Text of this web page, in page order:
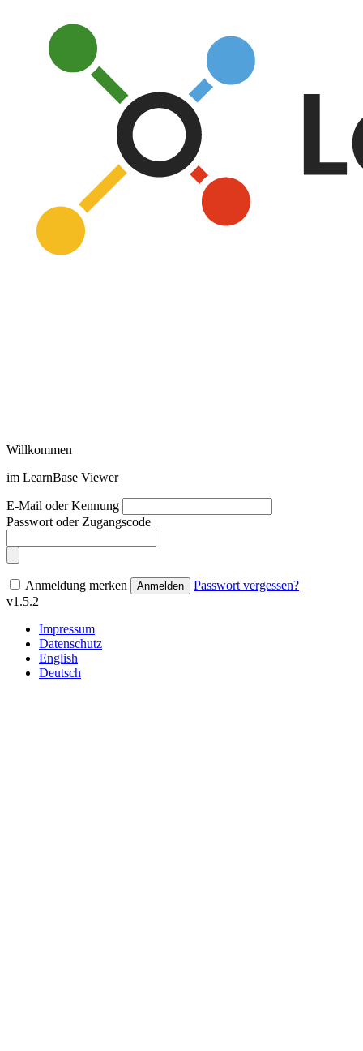
Willkommen
im LearnBase Viewer
E-Mail oder Kennung
Passwort oder Zugangscode
Anmeldung merken Anmelden
Passwort vergessen?
v1.5.2
Impressum
Datenschutz
English
Deutsch